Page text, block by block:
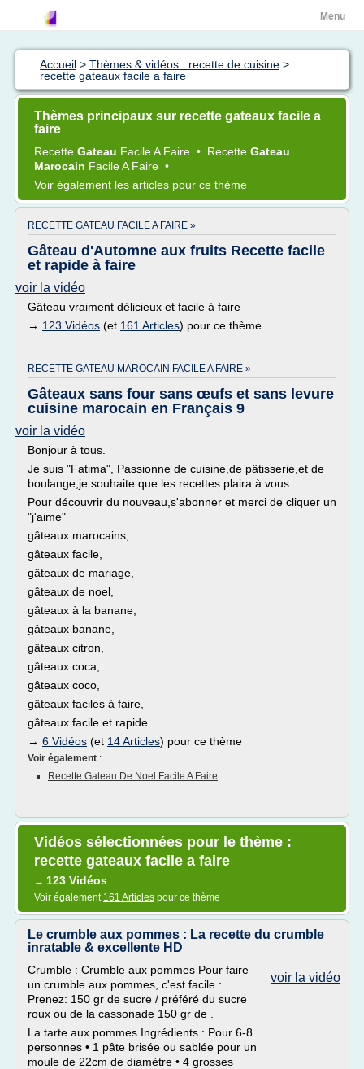
Menu
Accueil > Thèmes & vidéos : recette de cuisine >
recette gateaux facile a faire
Thèmes principaux sur recette gateaux facile a
faire
Recette Gateau FacileA Faire • Recette Gateau
Marocain FacileA Faire •
Voir également les articles pour ce thème
RECETTE GATEAU FACILE A FAIRE »
Gâteau d'Automne aux fruits Recette facile
et rapide à faire
voir la vidéo
Gâteau vraiment délicieux et facile à faire
→ 123 Vidéos (et 161 Articles) pour ce thème
RECETTE GATEAU MAROCAIN FACILE A FAIRE »
Gâteaux sans four sans œufs et sans levure
cuisine marocain en Français 9
voir la vidéo
Bonjour à tous.
Je suis "Fatima", Passionne de cuisine,de pâtisserie,et de
boulange,je souhaite que les recettes plaira à vous.
Pour découvrir du nouveau,s'abonner et merci de cliquer un
"j'aime"
gâteaux marocains,
gâteaux facile,
gâteaux de mariage,
gâteaux de noel,
gâteaux à la banane,
gâteaux banane,
gâteaux citron,
gâteaux coca,
gâteaux coco,
gâteaux faciles à faire,
gâteaux facile et rapide
→ 6 Vidéos (et 14 Articles) pour ce thème
Voir également :
Recette Gateau De Noel Facile A Faire
Vidéos sélectionnées pour le thème :
recette gateaux facile a faire
→ 123 Vidéos
Voir également 161 Articles pour ce thème
Le crumble aux pommes : La recette du crumble
inratable & excellente HD
voir la vidéo
Crumble : Crumble aux pommes Pour faire
un crumble aux pommes, c'est facile :
Prenez: 150 gr de sucre / préféré du sucre
roux ou de la cassonade 150 gr de .
La tarte aux pommes Ingrédients : Pour 6-8
personnes • 1 pâte brisée ou sablée pour un
moule de 22cm de diamètre • 4 grosses